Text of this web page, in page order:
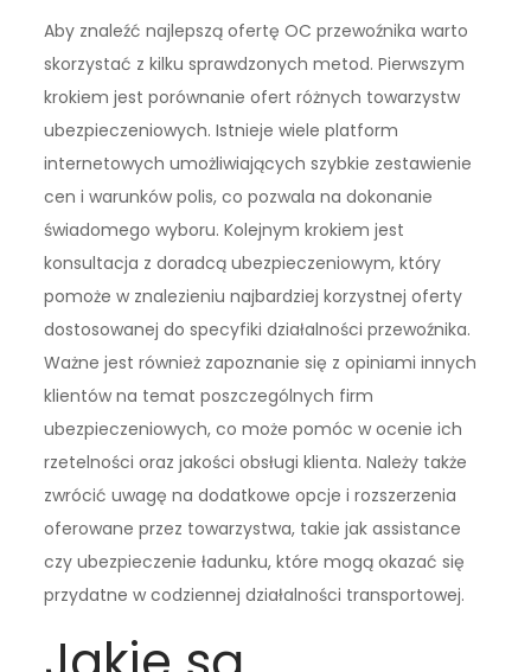
Aby znaleźć najlepszą ofertę OC przewoźnika warto
skorzystać z kilku sprawdzonych metod. Pierwszym
krokiem jest porównanie ofert różnych towarzystw
ubezpieczeniowych. Istnieje wiele platform
internetowych umożliwiających szybkie zestawienie
cen i warunków polis, co pozwala na dokonanie
świadomego wyboru. Kolejnym krokiem jest
konsultacja z doradcą ubezpieczeniowym, który
pomoże w znalezieniu najbardziej korzystnej oferty
dostosowanej do specyfiki działalności przewoźnika.
Ważne jest również zapoznanie się z opiniami innych
klientów na temat poszczególnych firm
ubezpieczeniowych, co może pomóc w ocenie ich
rzetelności oraz jakości obsługi klienta. Należy także
zwrócić uwagę na dodatkowe opcje i rozszerzenia
oferowane przez towarzystwa, takie jak assistance
czy ubezpieczenie ładunku, które mogą okazać się
przydatne w codziennej działalności transportowej.